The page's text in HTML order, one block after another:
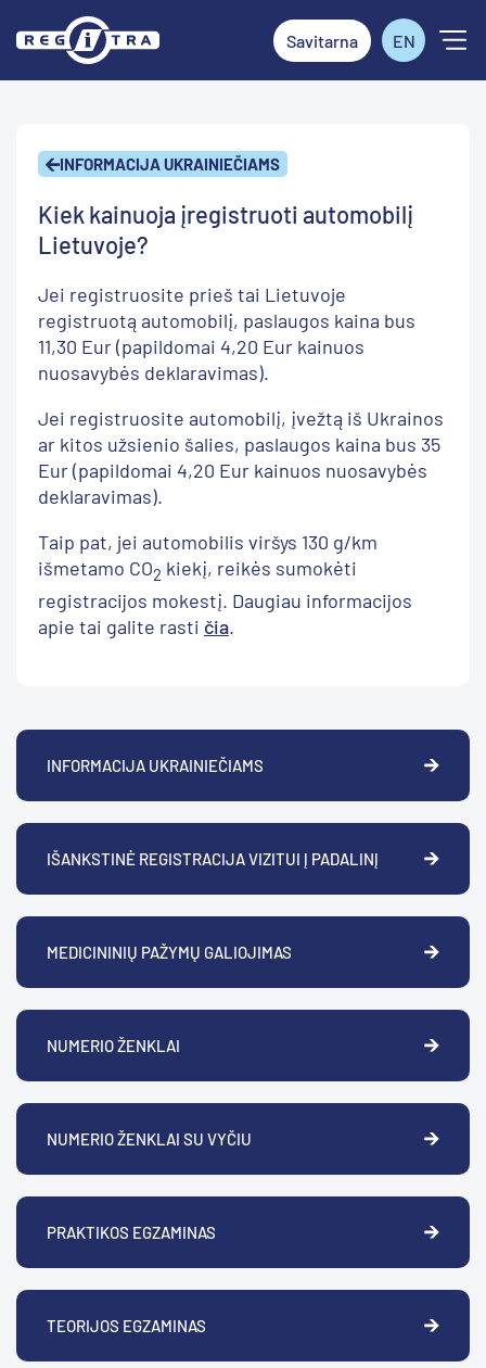
Savitarna EN
INFORMACIJA UKRAINIEČIAMS
Kiek kainuoja įregistruoti automobilį
Lietuvoje?
Jei registruosite prieš tai Lietuvoje
registruotą automobilį, paslaugos kaina bus
11,30 Eur (papildomai 4,20 Eur kainuos
nuosavybės deklaravimas).
Jei registruosite automobilį, įvežtą iš Ukrainos
ar kitos užsienio šalies, paslaugos kaina bus 35
Eur (papildomai 4,20 Eur kainuos nuosavybės
deklaravimas).
Taip pat, jei automobilis viršys 130 g/km
išmetamo CO2 kiekį, reikės sumokėti
registracijos mokestį. Daugiau informacijos
apie tai galite rasti čia.
INFORMACIJA UKRAINIEČIAMS
IŠANKSTINĖ REGISTRACIJA VIZITUI Į PADALINĮ
MEDICININIŲ PAŽYMŲ GALIOJIMAS
NUMERIO ŽENKLAI
NUMERIO ŽENKLAI SU VYČIU
PRAKTIKOS EGZAMINAS
TEORIJOS EGZAMINAS